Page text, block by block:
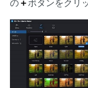
の＋ボタンをクリ